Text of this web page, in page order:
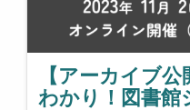
【アーカイブ
わかり！図書館